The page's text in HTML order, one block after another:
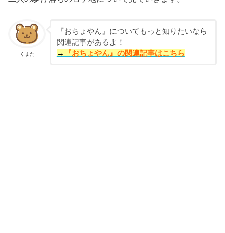
くまた
『おちょやん』についてもっと知りたいなら
関連記事があるよ！
→
『おちょやん』の関連記事はこちら